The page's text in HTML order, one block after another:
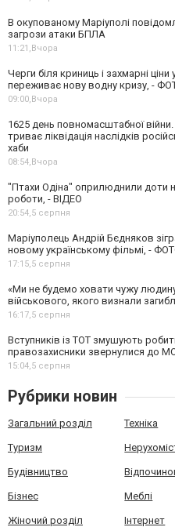
В окупованому Маріуполі
загрози атаки БПЛА
11:21,Вчора
Черги біля криниць і захмарні
переживає нову водну кризу, -
09:00,Вчора
1625 день повномасштабної
триває ліквідація наслідків
хаби
08:54,Вчора
"Птахи Одіна" оприлюднили доти
роботи, - ВІДЕО
20:54,5 серпня
Маріуполець Андрій Бєдняков
новому українському фільмі, -
17:15,5 серпня
«Ми не будемо ховати чужу
військового, якого визнали
16:17,5 серпня
Вступників із ТОТ змушують
правозахисники звернулися до
15:04,5 серпня
Рубрики новин
Загальний розділ Техніка
Туризм
Будівництво
Бізнес Меблі
Жіночий розділ Інтернет